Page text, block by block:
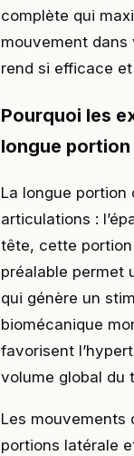
complète qui
mouvement
rend si efficace
Pourquoi les
longue
La longue portion
articulations :
tête, cette portion
préalable permet
qui génère un
biomécanique
favorisent
volume global du
Les mouvements
portions latérale